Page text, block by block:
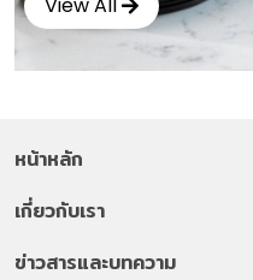
หน้าหลัก
เกี่ยวกับเรา
ข่าวสารและบทความ